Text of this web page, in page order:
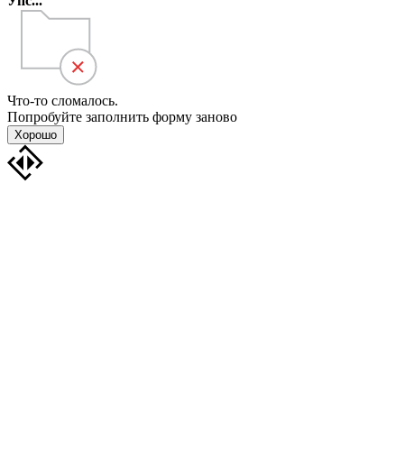
Что-то сломалось.
Попробуйте заполнить форму заново
Хорошо